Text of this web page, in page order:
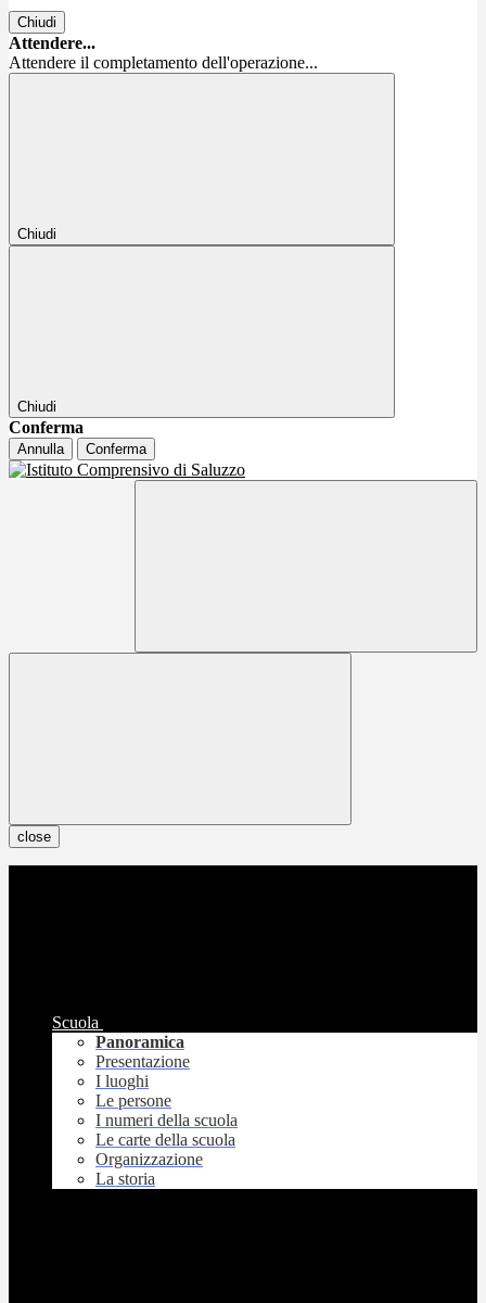
Chiudi
Attendere...
Attendere il completamento dell'operazione...
Chiudi
Chiudi
Conferma
Annulla Conferma
close
Scuola
Panoramica
Presentazione
I luoghi
Le persone
I numeri della scuola
Le carte della scuola
Organizzazione
La storia